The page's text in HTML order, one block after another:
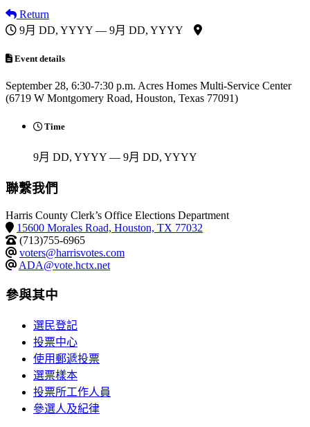
Return
9月 DD, YYYY — 9月 DD, YYYY
Event details
September 28, 6:30-7:30 p.m. Acres Homes Multi-Service Center
(6719 W Montgomery Road, Houston, Texas 77091)
Time
9月 DD, YYYY — 9月 DD, YYYY
聯繫我們
Harris County Clerk’s Office Elections Department
15600 Morales Road, Houston, TX 77032
(713)755-6965
voters@harrisvotes.com
ADA@vote.hctx.net
參與其中
選民登記
投票中心
使用郵遞投票
選票樣本
投票所工作人員
參選人及紀律